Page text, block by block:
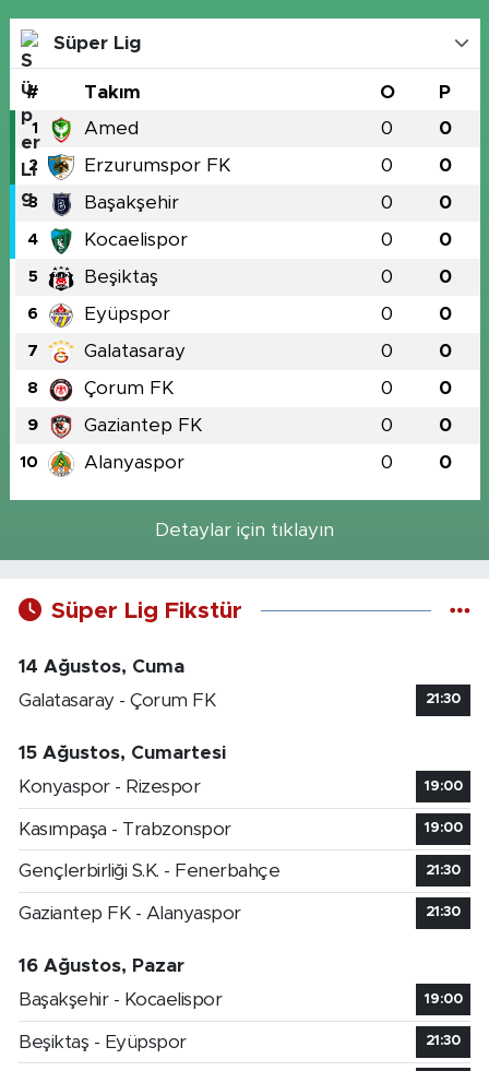
Süper Lig
# Takım O P
1 Amed 0 0
2 Erzurumspor FK 0 0
3 Başakşehir 0 0
4 Kocaelispor 0 0
5 Beşiktaş 0 0
6 Eyüpspor 0 0
7 Galatasaray 0 0
8 Çorum FK 0 0
9 Gaziantep FK 0 0
10 Alanyaspor 0 0
Detaylar için tıklayın
Süper Lig Fikstür
14 Ağustos, Cuma
Galatasaray - Çorum FK
21:30
15 Ağustos, Cumartesi
Konyaspor - Rizespor
19:00
Kasımpaşa - Trabzonspor 19:00
Gençlerbirliği S.K. - Fenerbahçe 21:30
Gaziantep FK - Alanyaspor 21:30
16 Ağustos, Pazar
Başakşehir - Kocaelispor
19:00
Beşiktaş - Eyüpspor 21:30